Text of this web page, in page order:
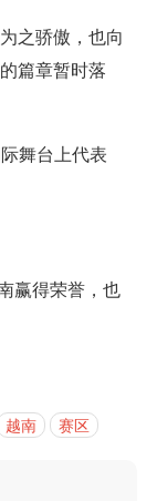
之骄傲，也向
篇章暂时落
舞台上代表
越南 赛区